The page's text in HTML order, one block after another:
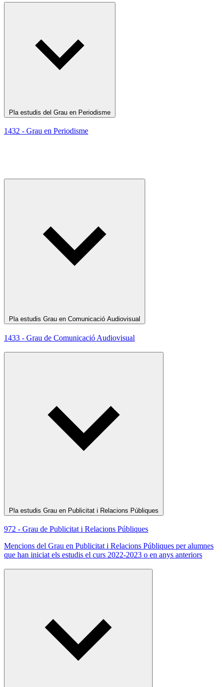
Pla estudis del Grau en Periodisme
1432 - Grau en Periodisme
Pla estudis Grau en Comunicació Audiovisual
1433 - Grau de Comunicació Audiovisual
Pla estudis Grau en Publicitat i Relacions Públiques
972 - Grau de Publicitat i Relacions Públiques
Mencions del Grau en Publicitat i Relacions Públiques per alumnes
que han iniciat els estudis el curs 2022-2023 o en anys anteriors